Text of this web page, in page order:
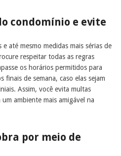
condomínio e evite
até mesmo medidas mais sérias de
respeitar todas as regras
os horários permitidos para
finais de semana, caso elas sejam
Assim, você evita multas
ambiente mais amigável na
por meio de